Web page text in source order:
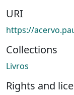
URI
https://
Collections
Livros
Rights and